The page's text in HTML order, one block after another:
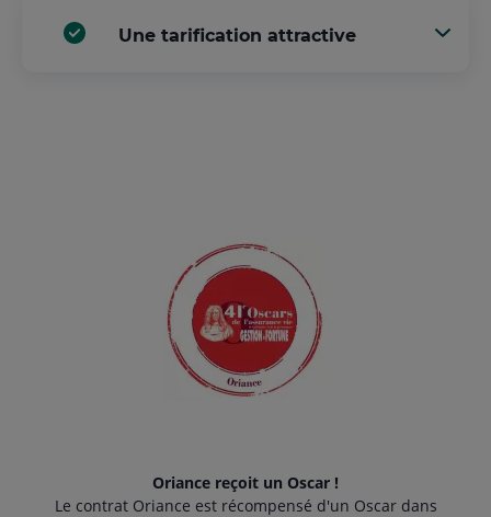
Une tarification attractive
Oriance reçoit un Oscar !
Le contrat Oriance est récompensé d'un Oscar dans